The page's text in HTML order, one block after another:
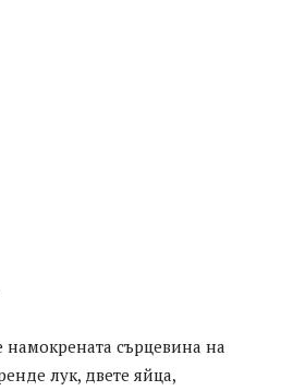
сърцевина на
лук, двете яйца,